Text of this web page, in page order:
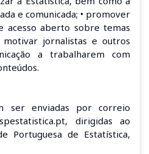
e comunicada; • promover
acesso aberto sobre temas
jornalistas e outros
a trabalharem com
ser enviadas por correio
dirigidas ao
Portuguesa de Estatística,